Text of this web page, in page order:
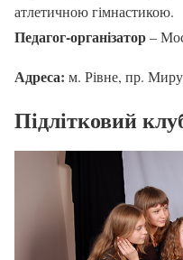
атлетичною гімнастикою.
Педагог-організатор–
Адреса: м. Рівне, пр.
Підлітковий